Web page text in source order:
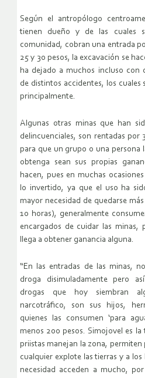
Según el antropólogo
tienen dueño y de las cuales
comunidad, cobran una entrada
25 y 30 pesos, la excavación se
ha dejado a muchos incluso con
de distintos accidentes, los cuales
principalmente.
Algunas otras minas que han
delincuenciales, son rentadas por
para que un grupo o una persona
obtenga sean sus propias
hacen, pues en muchas
lo invertido, ya que el uso ha
mayor necesidad de quedarse
10 horas), generalmente
encargados de cuidar las minas,
llega a obtener ganancia alguna.
“En las entradas de las minas,
droga disimuladamente pero
drogas que hoy siembran
narcotráfico, son sus hijos,
quienes las consumen ‘para
menos 200 pesos. Simojovel es
priistas manejan la zona,
cualquier explote las tierras y a
necesidad acceden a mucho,